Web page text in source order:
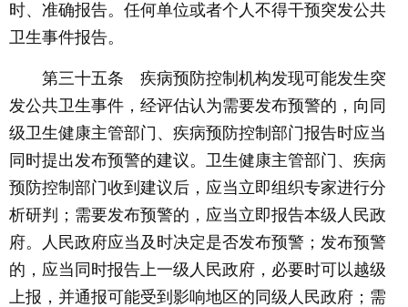
时、准确报告。任何单位或者个人不得干预突发公共
卫生事件报告。
第三十五条 疾病预防控制机构发现可能发生突
发公共卫生事件，经评估认为需要发布预警的，向同
级卫生健康主管部门、疾病预防控制部门报告时应当
同时提出发布预警的建议。卫生健康主管部门、疾病
预防控制部门收到建议后，应当立即组织专家进行分
析研判；需要发布预警的，应当立即报告本级人民政
府。人民政府应当及时决定是否发布预警；发布预警
的，应当同时报告上一级人民政府，必要时可以越级
上报，并通报可能受到影响地区的同级人民政府；需